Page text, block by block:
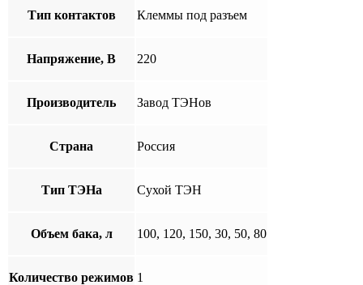
Тип контактов Клеммы под разъем
Напряжение, В 220
Производитель Завод ТЭНов
Страна Россия
Тип ТЭНа Сухой ТЭН
Объем бака, л 100, 120, 150, 30, 50, 80
Количество режимов 1